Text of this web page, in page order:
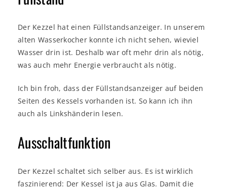
Der Kezzel hat einen Füllstandsanzeiger. In unserem
alten Wasserkocher konnte ich nicht sehen, wieviel
Wasser drin ist. Deshalb war oft mehr drin als nötig,
was auch mehr Energie verbraucht als nötig.
Ich bin froh, dass der Füllstandsanzeiger auf beiden
Seiten des Kessels vorhanden ist. So kann ich ihn
auch als Linkshänderin lesen.
Ausschaltfunktion
Der Kezzel schaltet sich selber aus. Es ist wirklich
faszinierend: Der Kessel ist ja aus Glas. Damit die